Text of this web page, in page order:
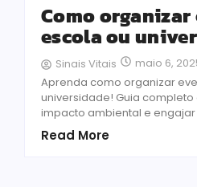
Como
escola ou
Sinais Vitais maio 6,
Aprenda como organizar
universidade! Guia
impacto ambiental e
Read More